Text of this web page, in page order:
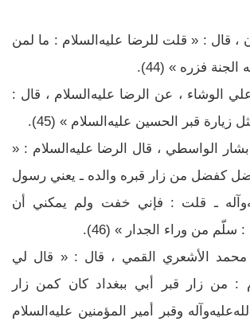
قال : « قلت للرضا عليه‌السلام : ما لمن
فزره » (44).
الوشاء ، عن الرضا عليه‌السلام ، قال :
زيارة قبر الحسين عليه‌السلام » (45).
الواسطي ، قال الرضا عليه‌السلام : «
كفضل من زار قبره والده ـ يعني رسول
ـ قلت : فإني خفت ولم يمكني أن
سلّم من وراء الجدار » (46).
الأشعري القمي ، قال : « قال لي
: من زار قبر أبي ببغداد كان كمن زار
وقبر أمير المؤمنين عليه‌السلام